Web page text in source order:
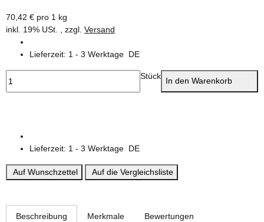
70,42 € pro 1 kg
inkl. 19% USt. , zzgl. Versand
Lieferzeit: 1 - 3 Werktage DE
Stück In den Warenkorb
Lieferzeit: 1 - 3 Werktage DE
Auf Wunschzettel Auf die Vergleichsliste
Beschreibung Merkmale Bewertungen